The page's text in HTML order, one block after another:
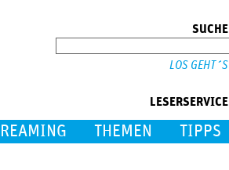
SUCHE
LESERSERVICE
THEMEN TIPPS